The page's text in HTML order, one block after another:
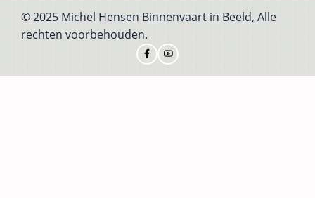
© 2025 Michel Hensen Binnenvaart in Beeld, Alle
rechten voorbehouden.